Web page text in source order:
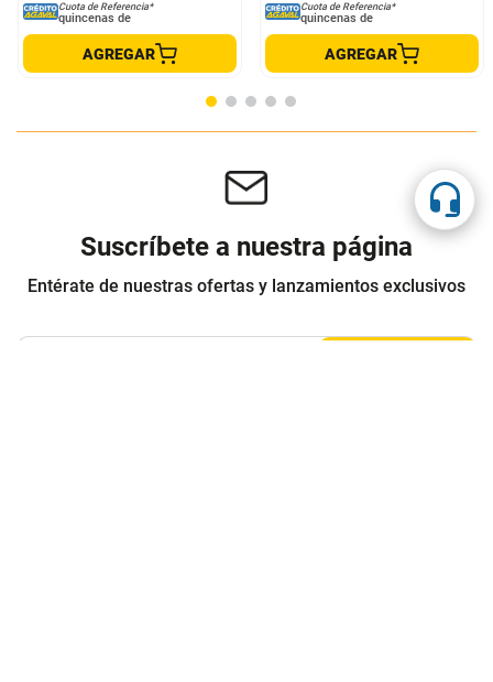
Cuota de Referencia*
quincenas de
AGREGAR
Cuota de Referencia*
quincenas de
AGREGAR
Suscríbete a nuestra página
Entérate de nuestras ofertas y lanzamientos exclusivos